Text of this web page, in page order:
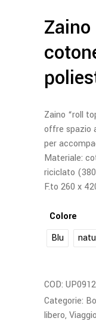
Zaino “roll
offre spazio
per
Materiale:
riciclato
F.to 260 x
Colore
Blu
COD: UP0912
Categorie:
libero, Viaggio